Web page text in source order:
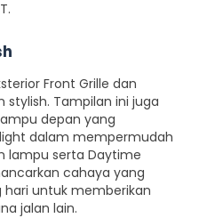
Front Grille dan
Tampilan ini juga
depan yang
dalam mempermudah
lampu serta Daytime
cahaya yang
untuk memberikan
jalan lain.